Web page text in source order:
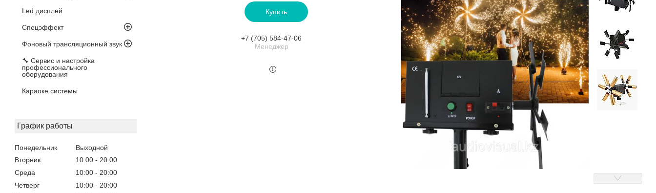
Led дисплей
Спецэффект
Фоновый трансляционный звук
🔧 Сервис и настройка
профессионального
оборудования
Караоке системы
График работы
Понедельник
Выходной
Вторник
10:00
20:00
Среда
10:00
20:00
Четверг
10:00
20:00
Купить
+7 (705) 584-47-06
Менеджер